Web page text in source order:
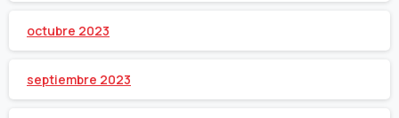
octubre 2023
septiembre 2023